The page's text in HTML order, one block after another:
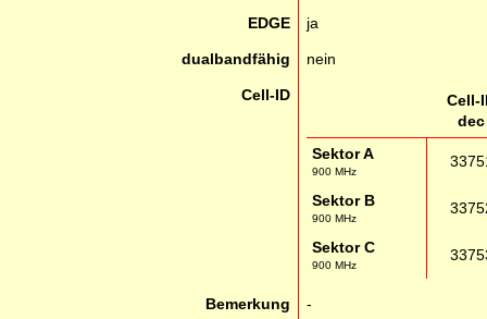
EDGE ja
dualbandfähig nein
Cell-ID
Cell-
dec
Sektor A
900 MHz
Sektor B
900 MHz
Sektor C
900 MHz
Bemerkung -